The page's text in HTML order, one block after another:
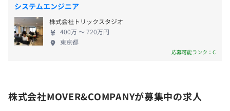
業務に集中し、技術者としての純度を保ちながら成長でき
る環境が整っています。
支援領域は、企画立案や技術選定といった最上流から開
発・運用保守に至るまで非常に幅広く、一気通貫でプロジ
とも歓迎しています。また、評価面では絶対評価を軸とし
昇給査定：年2回（10月・3月）
◎団体保険加入（死亡、入院）
システムエンジニア
株式会社トリックスタジオ
400万 〜 720万円
東京都
応募可能ランク：C
株式会社MOVER&COMPANYが募集中の求人